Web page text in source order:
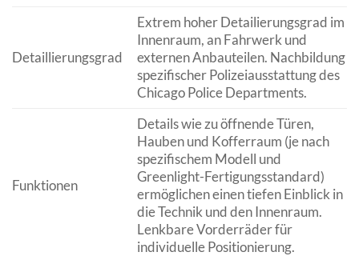
Detaillierungsgrad
Extrem hoher Detailierungsgrad im
Innenraum, an Fahrwerk und
externen Anbauteilen. Nachbildung
spezifischer Polizeiausstattung des
Chicago Police Departments.
Funktionen
Details wie zu öffnende Türen,
Hauben und Kofferraum (je nach
spezifischem Modell und
Greenlight-Fertigungsstandard)
ermöglichen einen tiefen Einblick in
die Technik und den Innenraum.
Lenkbare Vorderräder für
individuelle Positionierung.